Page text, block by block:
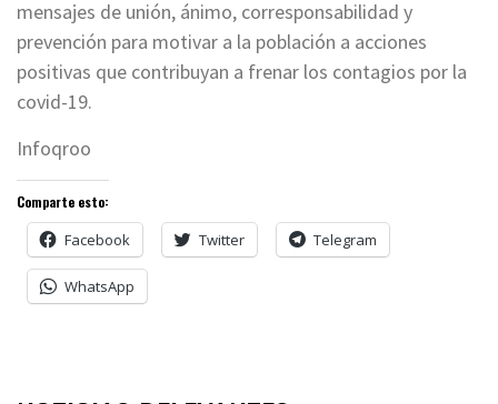
mensajes de unión, ánimo, corresponsabilidad y
prevención para motivar a la población a acciones
positivas que contribuyan a frenar los contagios por la
covid-19.
Infoqroo
Comparte esto:
Facebook Twitter Telegram
WhatsApp